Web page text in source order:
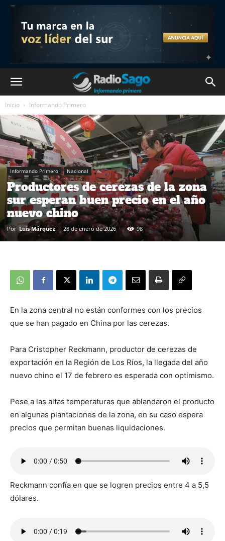
Inicio Informando Primero
Informando Primero Nacional
Productores de cerezas de la zona
sur esperan buen precio en el año
nuevo chino
Por Luis Márquez - 28 de enero de 2026 98
En la zona central no están conformes con los precios
que se han pagado en China por las cerezas.
Para Cristopher Reckmann, productor de cerezas de
exportación en la Región de Los Ríos, la llegada del año
nuevo chino el 17 de febrero es esperada con optimismo.
Pese a las altas temperaturas que ablandaron el producto
en algunas plantaciones de la zona, en su caso espera
precios que permitan buenas liquidaciones.
Reckmann confía en que se logren precios entre 4 a 5,5
dólares.